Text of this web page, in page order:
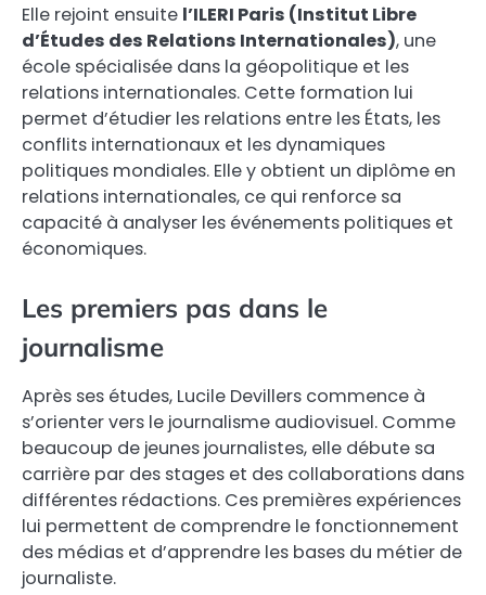
Elle rejoint ensuite l’ILERI Paris (Institut Libre
d’Études des Relations Internationales), une
école spécialisée dans la géopolitique et les
relations internationales. Cette formation lui
permet d’étudier les relations entre les États, les
conflits internationaux et les dynamiques
politiques mondiales. Elle y obtient un diplôme en
relations internationales, ce qui renforce sa
capacité à analyser les événements politiques et
économiques.
Les premiers pas dans le
journalisme
Après ses études, Lucile Devillers commence à
s’orienter vers le journalisme audiovisuel. Comme
beaucoup de jeunes journalistes, elle débute sa
carrière par des stages et des collaborations dans
différentes rédactions. Ces premières expériences
lui permettent de comprendre le fonctionnement
des médias et d’apprendre les bases du métier de
journaliste.